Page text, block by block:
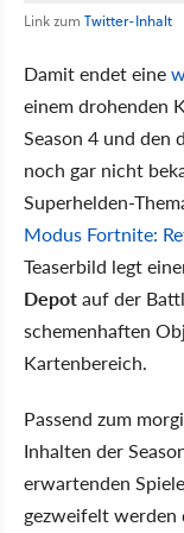
Link zum Twitter-Inhalt
Damit endet eine
einem drohenden
Season 4 und den
noch gar nicht
Superhelden-
Modus Fortnite:
Teaserbild legt
Depotauf der
schemenhaften
Kartenbereich.
Passend zum
Inhalten der
erwartenden
gezweifelt werden